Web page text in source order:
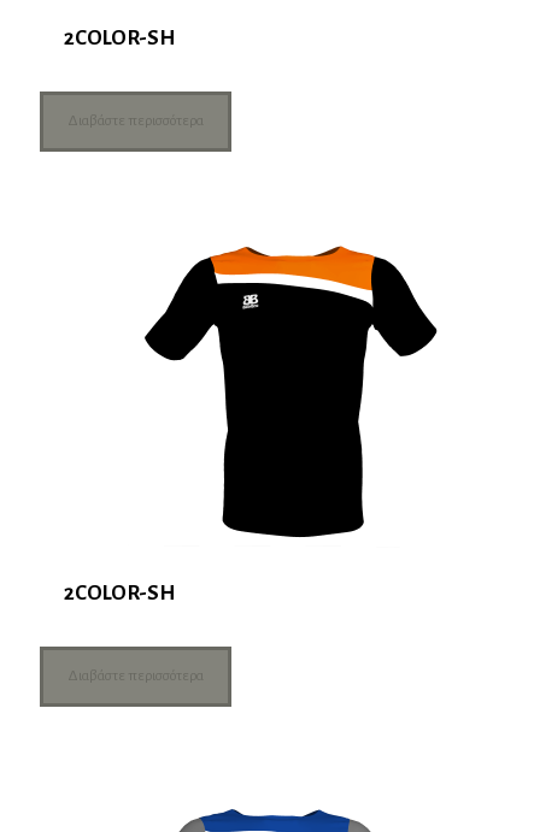
2COLOR-SH
Διαβάστε περισσότερα
2COLOR-SH
Διαβάστε περισσότερα